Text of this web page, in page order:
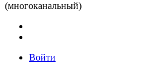
(многоканальный)
Войти